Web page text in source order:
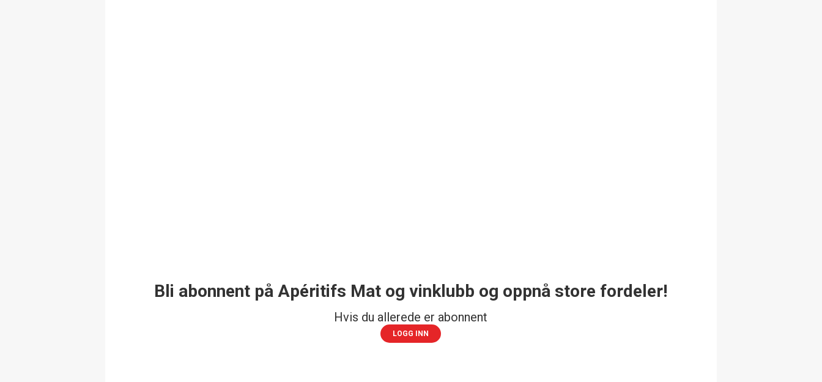
Bli abonnent på Apéritifs Mat og vinklubb og oppnå store fordeler!
Hvis du allerede er abonnent
LOGG INN